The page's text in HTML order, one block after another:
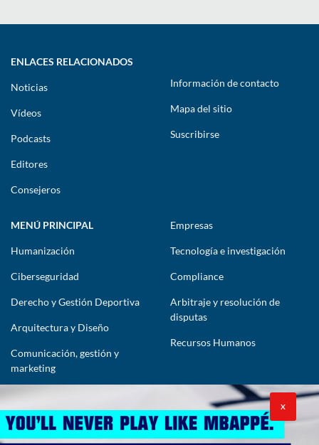
ENLACES RELACIONADOS
Noticias
Vídeos
Podcasts
Editores
Consejeros
Información de contacto
Mapa del sitio
Suscribirse
MENÚ PRINCIPAL
Humanización
Ciberseguridad
Derecho y Gestión Deportiva
Arquitectura y Diseño
Comunicación, gestión y
marketing
Empresas
Tecnología e investigación
Compliance
Arbitraje y resolución de
disputas
Recursos Humanos
lawyers@theimpactlawyers.com
X